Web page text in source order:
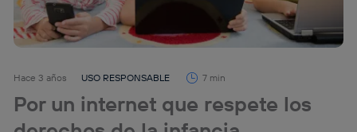
Hace 3 años USO RESPONSABLE 7 min
Por un internet que respete los